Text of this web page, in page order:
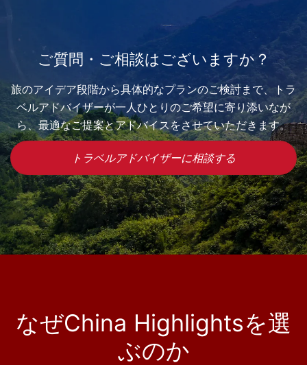
ご質問・ご相談はございますか？
旅のアイデア段階から具体的なプランのご検討まで、トラ
ベルアドバイザーが一人ひとりのご希望に寄り添いなが
ら、最適なご提案とアドバイスをさせていただきます。
トラベルアドバイザーに相談する
なぜChina Highlightsを選
ぶのか